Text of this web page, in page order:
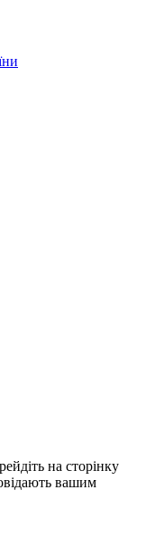
на сторінку
вашим